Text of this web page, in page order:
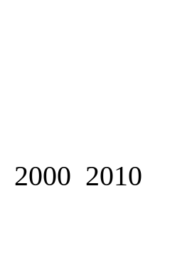
2000 2010